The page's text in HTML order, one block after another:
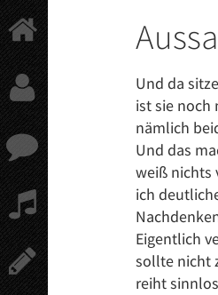
Springe
zum
Hauptinhalt
Und da
ist sie noch
nämlich
Und das
weiß nichts
ich
Eigentlich
sollte nicht
reiht